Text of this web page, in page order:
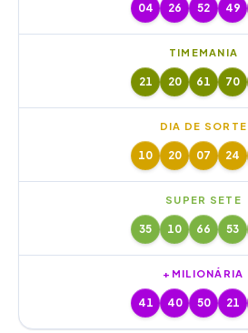
04 26 52 49
TIMEMANIA
21 20 61 70
DIA DE SORTE
10 20 07 24
SUPER SETE
35 10 66 53
+MILIONÁRIA
41 40 50 21